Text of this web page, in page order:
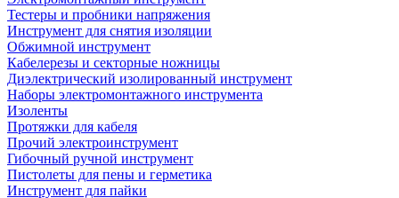
Тестеры и пробники напряжения
Инструмент для снятия изоляции
Обжимной инструмент
Кабелерезы и секторные ножницы
Диэлектрический изолированный инструмент
Наборы электромонтажного инструмента
Изоленты
Протяжки для кабеля
Прочий электроинструмент
Гибочный ручной инструмент
Пистолеты для пены и герметика
Инструмент для пайки